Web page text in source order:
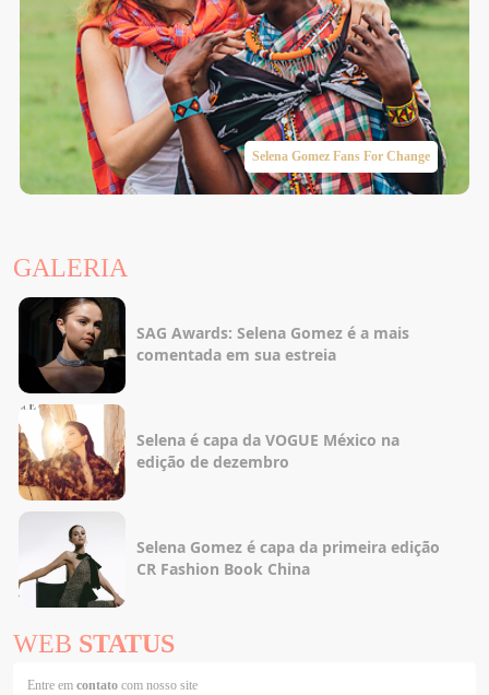
Selena Gomez Fans For Change
GALERIA
SAG Awards: Selena Gomez é a mais
comentada em sua estreia
Selena é capa da VOGUE México na
edição de dezembro
Selena Gomez é capa da primeira edição
CR Fashion Book China
WEB STATUS
Entre em contato com nosso site